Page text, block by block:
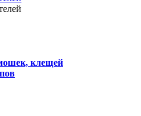
клещей